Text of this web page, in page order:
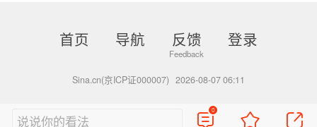
首页 导航 反馈 登录
Sina.cn(京ICP证000007) 2026-08-07 06:11
说说你的看法
0